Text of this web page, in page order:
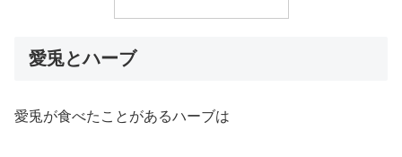
愛兎とハーブ
愛兎が食べたことがあるハーブは